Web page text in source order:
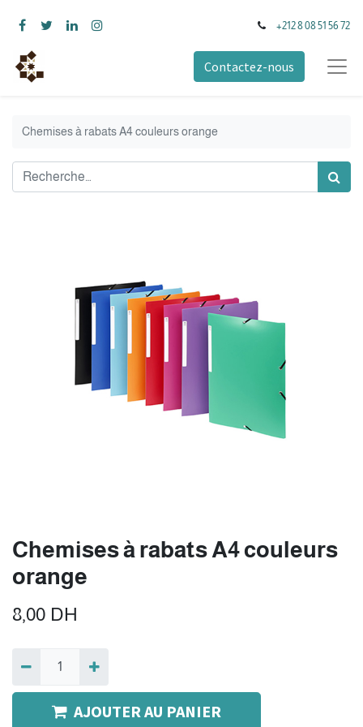
+212 8 08 51 56 72
Contactez-nous
Chemises à rabats A4 couleurs orange
Chemises à rabats A4 couleurs
orange
8,00 DH
AJOUTER AU PANIER